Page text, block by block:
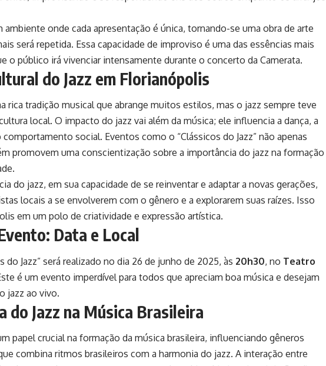
ambiente onde cada apresentação é única, tornando-se uma obra de arte
será repetida. Essa capacidade de improviso é uma das essências mais
o público irá vivenciar intensamente durante o concerto da Camerata.
do Jazz em Florianópolis
rica tradição musical que abrange muitos estilos, mas o jazz sempre teve
local. O impacto do jazz vai além da música; ele influencia a dança, a
social. Eventos como o “Clássicos do Jazz” não apenas
promovem uma conscientização sobre a importância do jazz na formação
do jazz, em sua capacidade de se reinventar e adaptar a novas gerações,
locais a se envolverem com o gênero e a explorarem suas raízes. Isso
em um polo de criatividade e expressão artística.
Data e Local
do Jazz” será realizado no dia 26 de junho de 2025, às 20h30, no Teatro
é um evento imperdível para todos que apreciam boa música e desejam
jazz ao vivo.
do Jazz na Música Brasileira
papel crucial na formação da música brasileira, influenciando gêneros
combina ritmos brasileiros com a harmonia do jazz. A interação entre